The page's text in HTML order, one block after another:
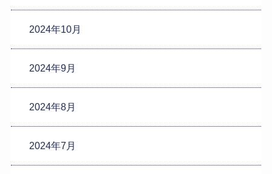
2024年10月
2024年9月
2024年8月
2024年7月